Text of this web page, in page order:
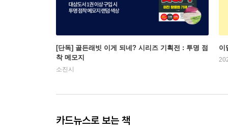
[단독] 골든래빗 이게 되네? 시리즈 기획전 : 투명 점
착 메모지
소진시
이
카드뉴스로 보는 책